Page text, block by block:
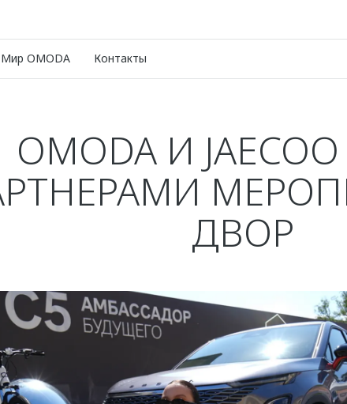
Мир OMODA Контакты
OMODA И
ДВОР